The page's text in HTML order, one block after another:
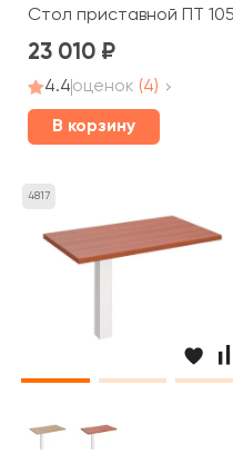
Стол приставной ПТ
23 010
4.4оценок (4)
В корзину
4817